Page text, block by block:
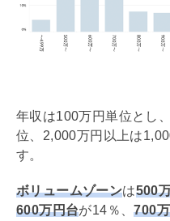
年収は100万円単位とし
位、2,000万円以上は
す。
ボリュームゾーンは500
600万円台が14％、700